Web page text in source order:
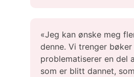
«Jeg kan ønske meg
denne. Vi trenger bøker
problematiserer en del
som er blitt dannet,